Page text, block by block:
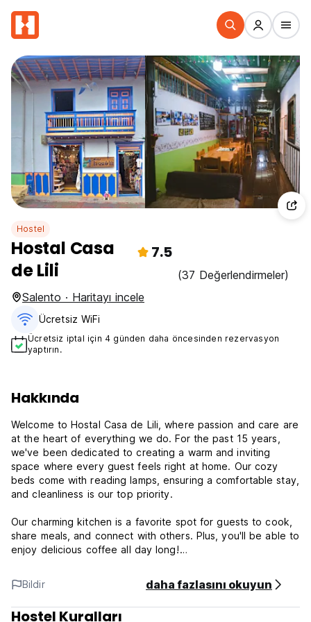
Hostel
Hostal Casa
de Lili
7.5
(37 Değerlendirmeler)
Salento · Haritayı incele
Ücretsiz WiFi
Ücretsiz iptal için 4 günden daha öncesinden rezervasyon
yaptırın.
Hakkında
Welcome to Hostal Casa de Lili, where passion and care are
at the heart of everything we do. For the past 15 years,
we've been dedicated to creating a warm and inviting
space where every guest feels right at home. Our cozy
beds come with reading lamps, ensuring a comfortable stay,
and cleanliness is our top priority.
Our charming kitchen is a favorite spot for guests to cook,
share meals, and connect with others. Plus, you'll be able to
enjoy delicious coffee all day long!
Our hostel is located in the best area of Salento, right on
Calle Real, just one block from the main park and two
blocks from the viewpoint. The neighborhood is full of life,
with restaurants, bars, and the traditional Danubio billiards
Bildir daha fazlasını okuyun
Hostel Kuralları